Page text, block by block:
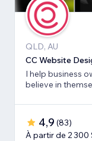
QLD, AU
CC Website
I help business
believe in
4,9 (83)
À partir de 2 300